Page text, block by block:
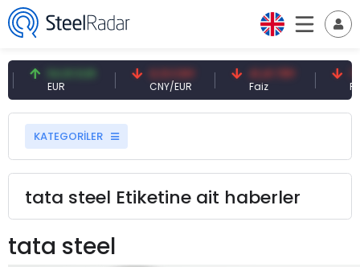
54,91 EUR 0,13 CNY
CNY/EUR
41,41 TRY 79,77
KATEGORİLER
tata steel Etiketine ait haberler
tata steel